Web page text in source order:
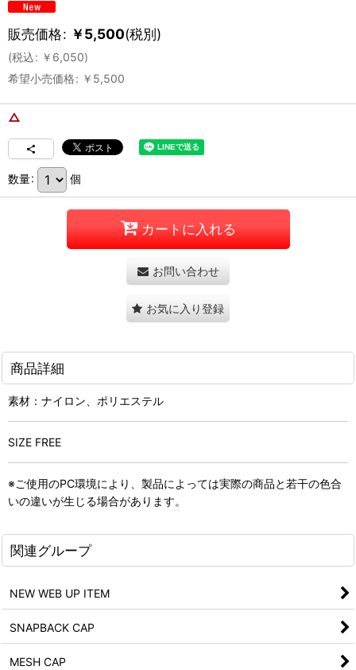
販売価格: ￥5,500(税別)
(税込: ￥ 6,050)
希望小売価格: ￥ 5,500
△
数量: 個
カートに入れる
お問い合わせ
お気に入り登録
商品詳細
素材：ナイロン、ポリエステル
SIZE FREE
※ご使用のPC環境により、製品によっては実際の商品と若干の色合
いの違いが生じる場合があります。
関連グループ
NEW WEB UP ITEM
SNAPBACK CAP
MESH CAP